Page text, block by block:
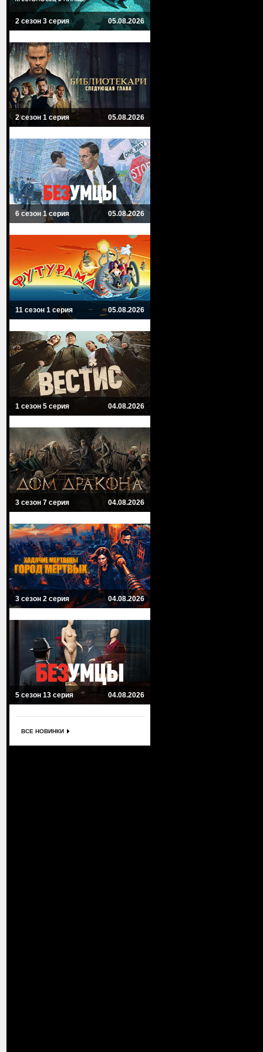
2 сезон 3 серия 05.08.2026
2 сезон 1 серия 05.08.2026
6 сезон 1 серия 05.08.2026
11 сезон 1 серия 05.08.2026
1 сезон 5 серия 04.08.2026
3 сезон 7 серия 04.08.2026
3 сезон 2 серия 04.08.2026
5 сезон 13 серия 04.08.2026
ВСЕ НОВИНКИ